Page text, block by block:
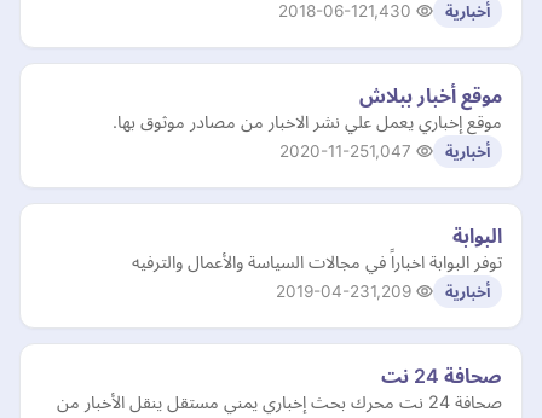
أخبارية 2018-06-12
موقع أخبار ببلاش
موقع إخباري يعمل علي نشر الاخبار من مصادر موثوق بها.
أخبارية 2020-11-25
البوابة
توفر البوابة اخباراً في مجالات السياسة والأعمال والترفيه
أخبارية 2019-04-23
صحافة 24 نت
‏‏‏صحافة 24 نت محرك بحث إخباري يمني مستقل ينقل الأخبار من